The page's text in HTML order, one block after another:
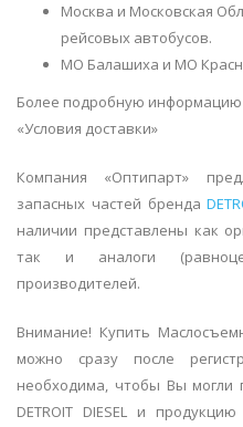
Москва и Московская
рейсовых автобусов.
МО Балашиха и МО
Более подробную
«Условия доставки»
Компания «Оптипарт»
запасных частей бренда
наличии представлены как
так и аналоги
производителей.
Внимание! Купить
можно сразу после
необходима, чтобы Вы могли
DETROIT DIESEL и